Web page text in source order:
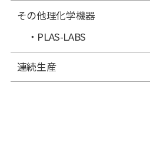
その他理化学機器
PLAS-LABS
連続生産